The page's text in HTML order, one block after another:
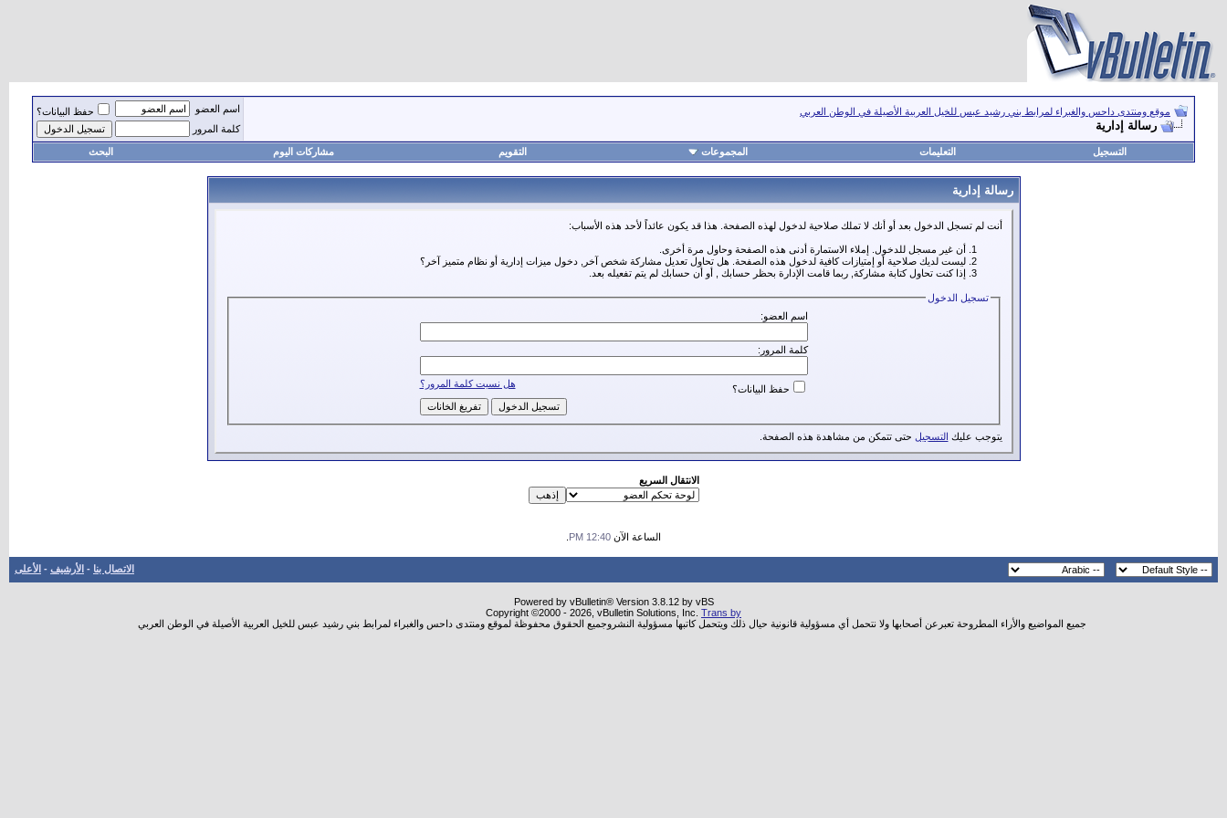
موقع ومنتدى داحس والغبراء لمرابط بني رشيد عبس للخيل العربية الأصيلة في الوطن العربي
رسالة إدارية
اسم العضو
حفظ البيانات؟
كلمة المرور
التسجيل التعليمات المجموعات التقويم مشاركات اليوم البحث
رسالة إدارية
أنت لم تسجل الدخول بعد أو أنك لا تملك صلاحية لدخول لهذه الصفحة. هذا قد يكون عائداً لأحد هذه الأسباب:
أن غير مسجل للدخول. إملاء الاستمارة أدنى هذه الصفحة وحاول مرة أخرى.
ليست لديك صلاحية أو إمتيازات كافية لدخول هذه الصفحة. هل تحاول تعديل مشاركة شخص آخر, دخول ميزات إدارية أو نظام متميز آخر؟
إذا كنت تحاول كتابة مشاركة, ربما قامت الإدارة بحظر حسابك , أو أن حسابك لم يتم تفعيله بعد.
تسجيل الدخول
اسم العضو:
كلمة المرور:
هل نسيت كلمة المرور؟ حفظ البيانات؟
يتوجب عليك التسجيل حتى تتمكن من مشاهدة هذه الصفحة.
الانتقال السريع
الساعة الآن 12:40 PM
الاتصال بنا - الأرشيف - الأعلى
Powered by vBulletin® Version 3.8.12 by vBS
Copyright ©2000 - 2026, vBulletin Solutions, Inc. Trans by
جميع المواضيع والأراء المطروحة تعبرعن أصحابها ولا نتحمل أي مسؤولية قانونية حيال ذلك ويتحمل كاتبها مسؤولية النشروجميع الحقوق محفوظة لموقع ومنتدى داحس والغبراء لمرابط بني رشيد عبس للخيل العربية الأصيلة في الوطن العربي